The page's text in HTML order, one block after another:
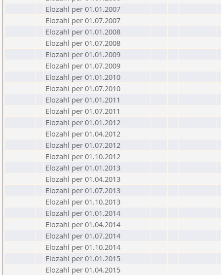
Elozahl per 01.01.2007
Elozahl per 01.07.2007
Elozahl per 01.01.2008
Elozahl per 01.07.2008
Elozahl per 01.01.2009
Elozahl per 01.07.2009
Elozahl per 01.01.2010
Elozahl per 01.07.2010
Elozahl per 01.01.2011
Elozahl per 01.07.2011
Elozahl per 01.01.2012
Elozahl per 01.04.2012
Elozahl per 01.07.2012
Elozahl per 01.10.2012
Elozahl per 01.01.2013
Elozahl per 01.04.2013
Elozahl per 01.07.2013
Elozahl per 01.10.2013
Elozahl per 01.01.2014
Elozahl per 01.04.2014
Elozahl per 01.07.2014
Elozahl per 01.10.2014
Elozahl per 01.01.2015
Elozahl per 01.04.2015